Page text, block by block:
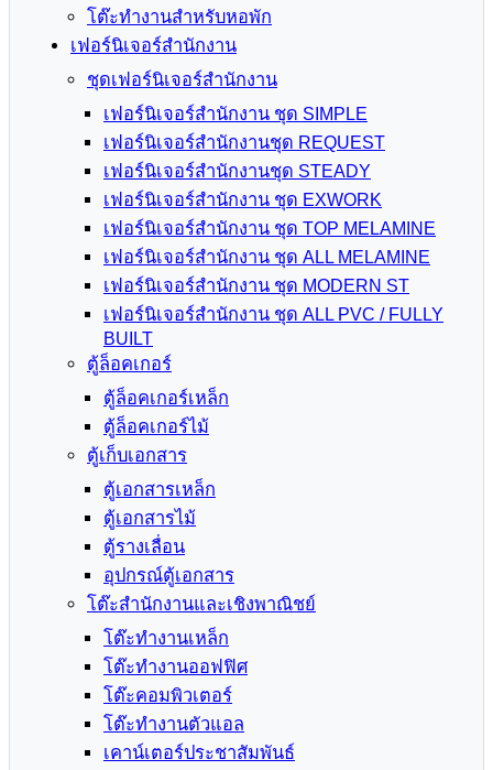
โต๊ะทำงานสำหรับหอพัก
เฟอร์นิเจอร์สำนักงาน
ชุดเฟอร์นิเจอร์สำนักงาน
เฟอร์นิเจอร์สำนักงาน ชุด SIMPLE
เฟอร์นิเจอร์สำนักงานชุด REQUEST
เฟอร์นิเจอร์สำนักงานชุด STEADY
เฟอร์นิเจอร์สำนักงาน ชุด EXWORK
เฟอร์นิเจอร์สำนักงาน ชุด TOP MELAMINE
เฟอร์นิเจอร์สำนักงาน ชุด ALL MELAMINE
เฟอร์นิเจอร์สำนักงาน ชุด MODERN ST
เฟอร์นิเจอร์สำนักงาน ชุด ALL PVC / FULLY
BUILT
ตู้ล็อคเกอร์
ตู้ล็อคเกอร์เหล็ก
ตู้ล็อคเกอร์ไม้
ตู้เก็บเอกสาร
ตู้เอกสารเหล็ก
ตู้เอกสารไม้
ตู้รางเลื่อน
อุปกรณ์ตู้เอกสาร
โต๊ะสำนักงานและเชิงพาณิชย์
โต๊ะทำงานเหล็ก
โต๊ะทำงานออฟฟิศ
โต๊ะคอมพิวเตอร์
โต๊ะทำงานตัวแอล
เคาน์เตอร์ประชาสัมพันธ์